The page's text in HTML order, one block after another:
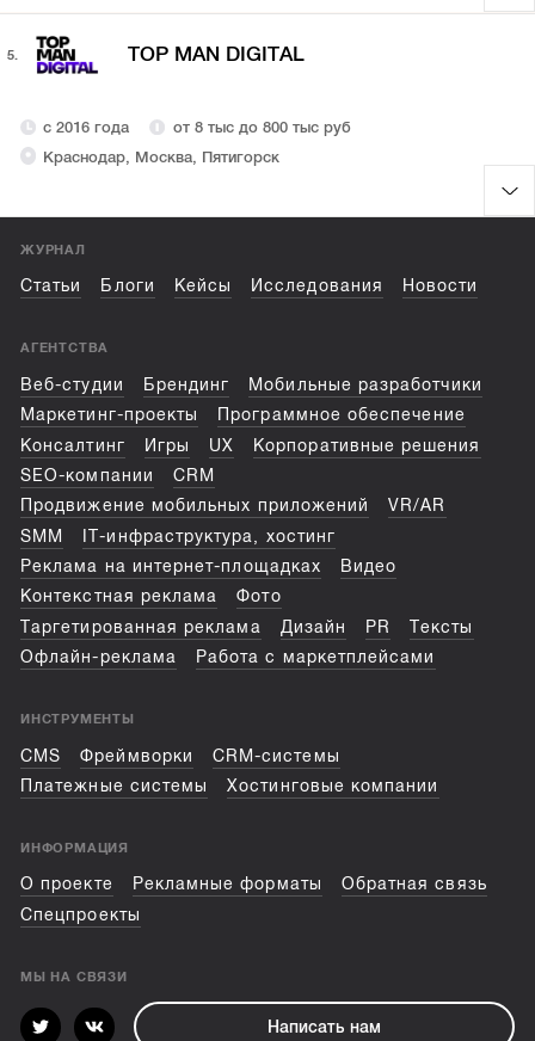
5. TOP MAN DIGITAL
с 2016 года
от 8 тыс до 800 тыс руб
Краснодар, Москва, Пятигорск
ЖУРНАЛ
Статьи Блоги Кейсы Исследования Новости
АГЕНТСТВА
Веб-студии Брендинг
Мобильные разработчики
Маркетинг-проекты
Программное обеспечение
Консалтинг
Игры UX
Корпоративные решения
SEO-компании
CRM
Продвижение мобильных приложений
VR/AR
SMM
IT-инфраструктура, хостинг
Реклама на интернет-площадках
Видео
Контекстная реклама
Фото
Таргетированная реклама
Дизайн PR
Тексты
Офлайн-реклама
Работа с маркетплейсами
ИНСТРУМЕНТЫ
CMS Фреймворки
CRM-системы
Платежные системы
Хостинговые компании
ИНФОРМАЦИЯ
О проекте Рекламные форматы
Обратная связь
Спецпроекты
МЫ НА СВЯЗИ
Написать нам